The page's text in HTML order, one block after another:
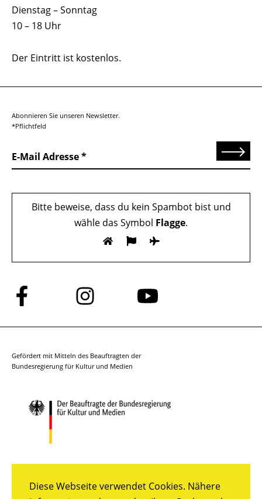
Diese Webseite verwendet Cookies. Nähere
Dienstag – Sonntag
10 – 18 Uhr
Der Eintritt ist kostenlos.
Abonnieren Sie unseren Newsletter.
*Pflichtfeld
E-Mail Adresse Senden
Bitte beweise, dass du kein Spambot bist und
wähle das Symbol Flagge.
Folge
uns
auf
Folge
uns
auf
Folge
auf
Gefördert mit Mitteln des Beauftragten der
Bundesregierung für Kultur und Medien